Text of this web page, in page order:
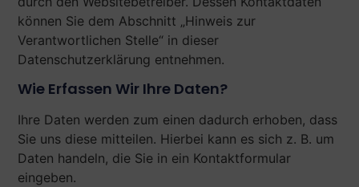
können Sie dem Abschnitt „Hinweis zur
Verantwortlichen Stelle“ in dieser
Datenschutzerklärung entnehmen.
Wie Erfassen Wir Ihre Daten?
Ihre Daten werden zum einen dadurch erhoben, dass
Sie uns diese mitteilen. Hierbei kann es sich z. B. um
Daten handeln, die Sie in ein Kontaktformular
eingeben.